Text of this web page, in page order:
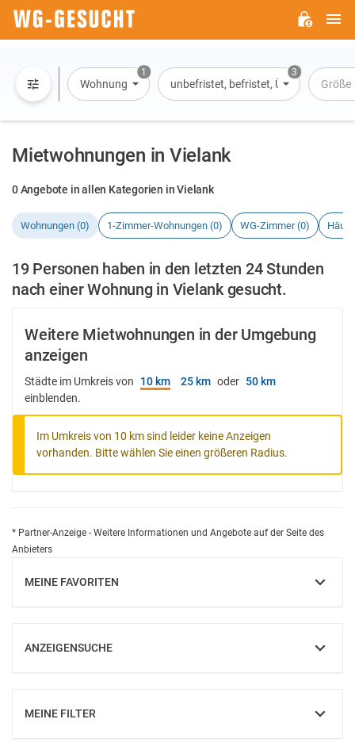
1
Wohnung
3
unbefristet, befristet, Übernachtung
Größe
Mietwohnungen in Vielank
0 Angebote in allen Kategorien in Vielank
Wohnungen (0) 1-Zimmer-Wohnungen (0) WG-Zimmer (0)
19 Personen haben in den letzten 24 Stunden
nach einer Wohnung in Vielank gesucht.
Weitere Mietwohnungen in der Umgebung
anzeigen
Städte im Umkreis von 10 km 25 km oder 50 km
einblenden.
Im Umkreis von 10 km sind leider keine Anzeigen
vorhanden. Bitte wählen Sie einen größeren Radius.
* Partner-Anzeige - Weitere Informationen und Angebote auf der Seite des
Anbieters
MEINE FAVORITEN
EINBLENDEN
ANZEIGENSUCHE
EINBLENDEN
MEINE FILTER
EINBLENDEN